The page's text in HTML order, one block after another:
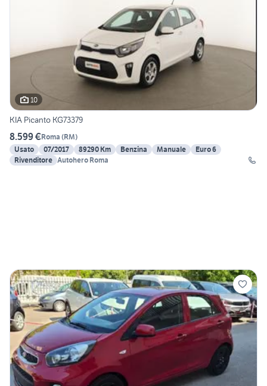
10
KIA Picanto KG73379
8.599 €Roma (RM)
Usato
07/2017 89290 Km Benzina Manuale
Euro 6
Rivenditore Autohero Roma